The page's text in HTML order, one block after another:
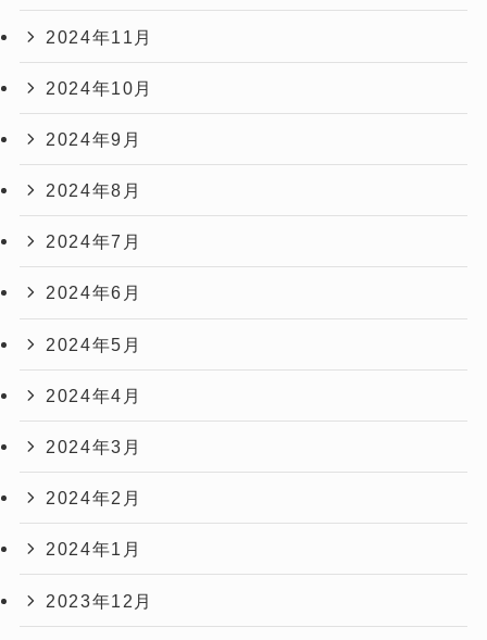
2024年11月
2024年10月
2024年9月
2024年8月
2024年7月
2024年6月
2024年5月
2024年4月
2024年3月
2024年2月
2024年1月
2023年12月